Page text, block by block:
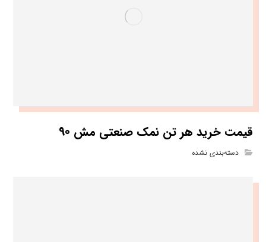
قیمت خرید هر تن نمک صنعتی مش 90
دسته‌بندی نشده